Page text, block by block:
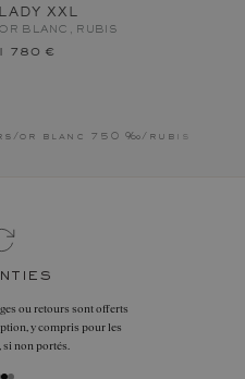
LADY XXL
OR BLANC, RUBIS
1 780 €
/ or blanc 750 ‰ / rubis
ou retours sont offerts
y compris pour les
non portés.